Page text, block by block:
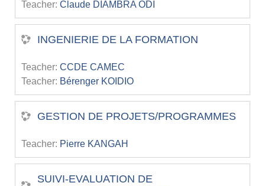
Teacher: Claude DIAMBRA ODI
INGENIERIE DE LA FORMATION
Teacher: CCDE CAMEC
Teacher: Bérenger KOIDIO
GESTION DE PROJETS/PROGRAMMES
Teacher: Pierre KANGAH
SUIVI-EVALUATION DE